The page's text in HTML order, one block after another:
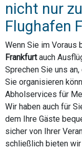
nicht nur
Flughafen
Wenn Sie im Voraus
Frankfurtauch
Sprechen Sie uns
Sie organisieren
Abholservices für
Wir haben auch für
dem Ihre Gäste
sicher von Ihrer
schließlich bieten